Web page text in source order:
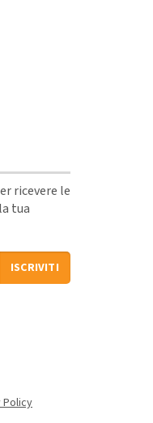
ricevere le
tua
ISCRIVITI
Policy